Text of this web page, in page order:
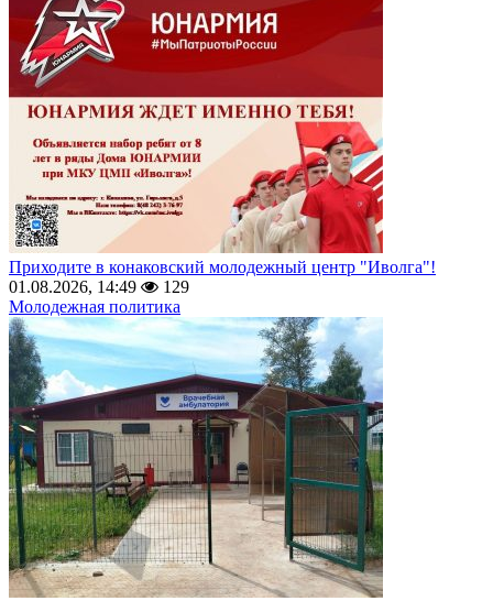
Приходите в конаковский молодежный центр "Иволга"!
01.08.2026, 14:49
129
Молодежная политика